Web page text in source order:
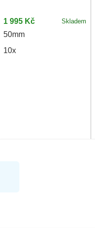
1 995 Kč Skladem
50mm
10x